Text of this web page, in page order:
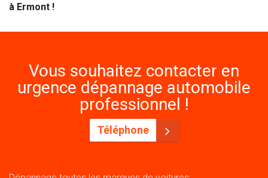
à Ermont !
Vous souhaitez contacter en
urgence dépannage automobile
professionnel !
Téléphone